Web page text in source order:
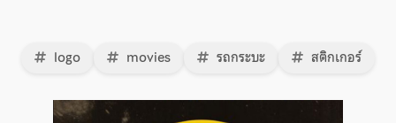
logo movies รถกระบะ สติกเกอร์